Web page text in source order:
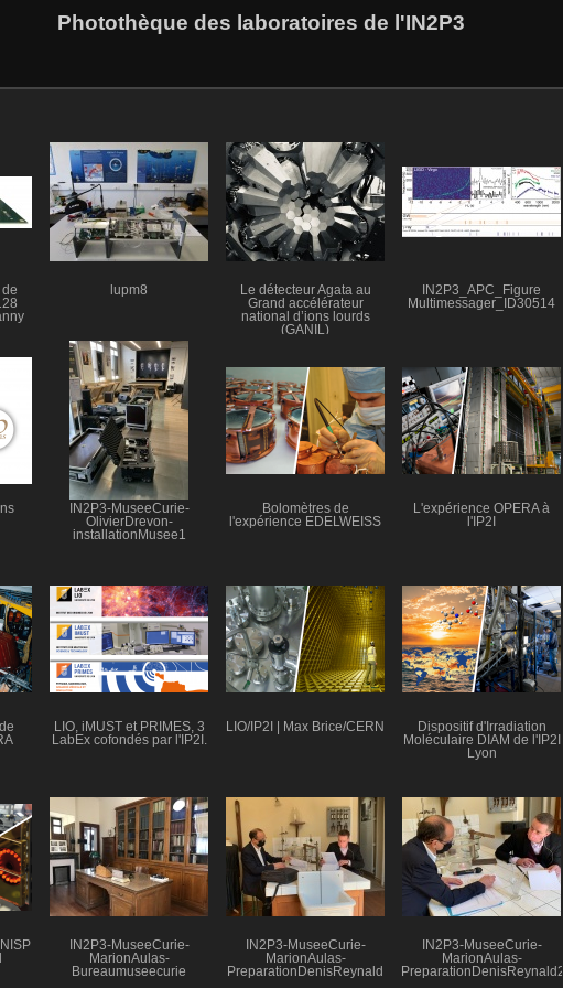
Photothèque des laboratoires de l'IN2P3
lupm8
Le détecteur Agata au
Grand accélérateur
national d’ions lourds
(GANIL)
IN2P3_APC_Figure
Multimessager_ID30514
IN2P3-MuseeCurie-
OlivierDrevon-
installationMusee1
Bolomètres de
l'expérience EDELWEISS
L'expérience OPERA à
l'IP2I
LIO, iMUST et PRIMES, 3
LabEx cofondés par l'IP2I.
LIO/IP2I | Max Brice/CERN
Dispositif d'Irradiation
Moléculaire DIAM de l'IP2I
Lyon
IN2P3-MuseeCurie-
MarionAulas-
Bureaumuseecurie
IN2P3-MuseeCurie-
MarionAulas-
PreparationDenisReynald
IN2P3-MuseeCurie-
MarionAulas-
PreparationDenisReynald2